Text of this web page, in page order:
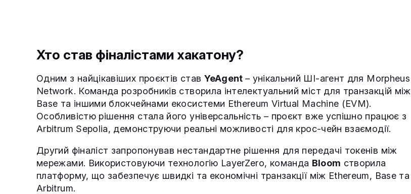
Хто став фіналістами хакатону?
Одним з найцікавіших проєктів став YeAgent – унікальний ШІ-агент для Morpheus
Network. Команда розробників створила інтелектуальний міст для транзакцій між
Base та іншими блокчейнами екосистеми Ethereum Virtual Machine (EVM).
Особливістю рішення стала його універсальність – проєкт вже успішно працює з
Arbitrum Sepolia, демонструючи реальні можливості для крос-чейн взаємодії.
Другий фіналіст запропонував нестандартне рішення для передачі токенів між
мережами. Використовуючи технологію LayerZero, команда Bloom створила
платформу, що забезпечує швидкі та економічні транзакції між Ethereum, Base та
Arbitrum.